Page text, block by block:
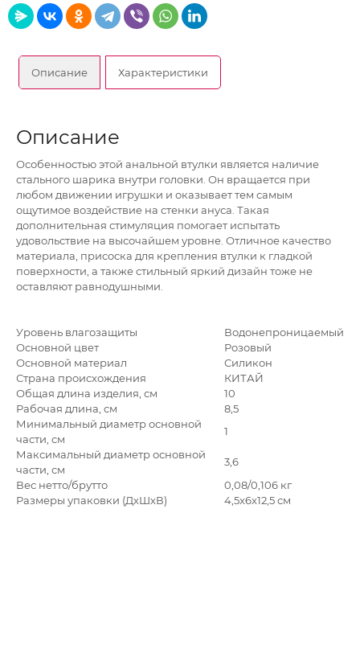
Описание Характеристики
Описание
Особенностью этой анальной втулки является наличие
стального шарика внутри головки. Он вращается при
любом движении игрушки и оказывает тем самым
ощутимое воздействие на стенки ануса. Такая
дополнительная стимуляция помогает испытать
удовольствие на высочайшем уровне. Отличное качество
материала, присоска для крепления втулки к гладкой
поверхности, а также стильный яркий дизайн тоже не
оставляют равнодушными.
Уровень влагозащиты
Водонепроницаемый
Основной цвет
Розовый
Основной материал
Силикон
Страна происхождения
КИТАЙ
Общая длина изделия, см
10
Рабочая длина, см
8,5
Минимальный диаметр основной
части, см
1
Максимальный диаметр основной
части, см
3,6
Вес нетто/брутто
0,08/0,106 кг
Размеры упаковки (ДхШхВ)
4,5x6x12,5 см